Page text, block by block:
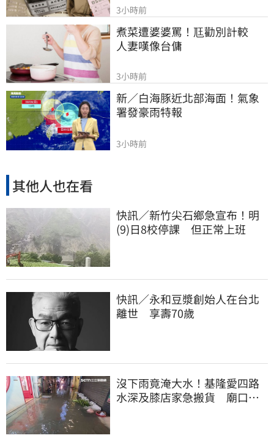
3小時前
煮菜遭婆婆罵！尫勸別計較
人妻嘆像台傭
3小時前
新／白海豚近北部海面！氣象
署發豪雨特報
3小時前
其他人也在看
快訊／新竹尖石鄉急宣布！明
(9)日8校停課 但正常上班
快訊／永和豆漿創始人在台北
離世 享壽70歲
沒下雨竟淹大水！基隆愛四路
水深及膝店家急搬貨 廟口夜